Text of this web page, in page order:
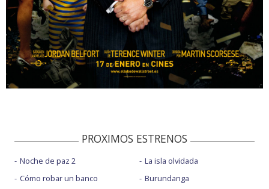
PROXIMOS ESTRENOS
Noche de paz 2
Cómo robar un banco
La isla olvidada
Burundanga